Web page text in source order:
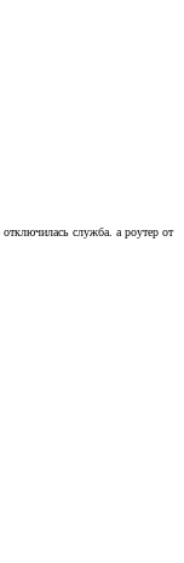
служба. а роутер от